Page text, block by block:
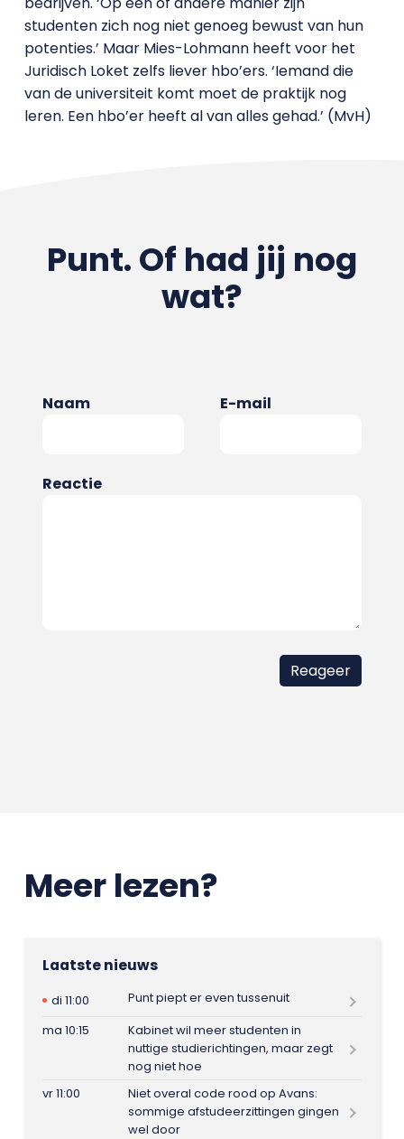
studenten zich nog niet genoeg bewust van hun
potenties.’ Maar Mies-Lohmann heeft voor het
Juridisch Loket zelfs liever hbo’ers. ‘Iemand die
van de universiteit komt moet de praktijk nog
leren. Een hbo’er heeft al van alles gehad.’ (MvH)
Punt. Of had jij nog
wat?
Naam E-mail
Reactie
Meer lezen?
Laatste nieuws
di 11:00
Punt piept er even tussenuit
ma 10:15
Kabinet wil meer studenten in
nuttige studierichtingen, maar zegt
nog niet hoe
vr 11:00
Niet overal code rood op Avans:
sommige afstudeerzittingen gingen
wel door